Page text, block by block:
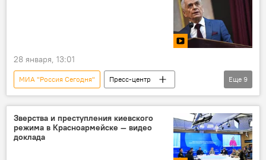
28 января, 13:01
МИА "Россия Сегодня"
Пресс-центр
ЕАЭС
Узбекистан и ЕАЭС: перспективы возможной интеграции
Геннадий Онищенко
Москва
Еще 9
Зверства и преступления киевского
режима в Красноармейске — видео
доклада